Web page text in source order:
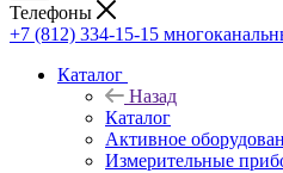
Телефоны
+7 (812) 334-15-15
Каталог
Назад
Каталог
Активное
Измерительные